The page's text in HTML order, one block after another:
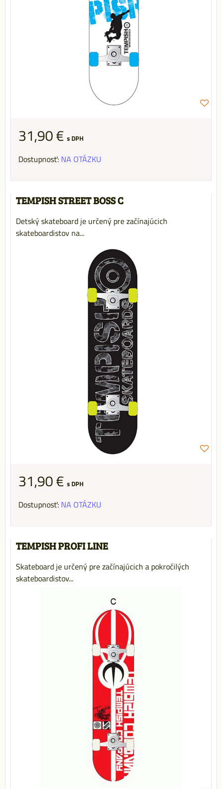
31,90 € s DPH
Dostupnosť: NA OTÁZKU
TEMPISH STREET BOSS C
Detský skateboard je určený pre začínajúcich
skateboardistov na...
31,90 € s DPH
Dostupnosť: NA OTÁZKU
TEMPISH PROFI LINE
Skateboard je určený pre začínajúcich a pokročilých
skateboardistov...